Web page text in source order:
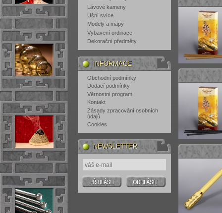
Lávové kameny
Ušní svíce
Modely a mapy
Vybavení ordinace
Dekorační předměty
INFORMACE
Obchodní podmínky
Dodací podmínky
Věrnostní program
Kontakt
Zásady zpracování osobních
údajů
Cookies
NEWSLETTER